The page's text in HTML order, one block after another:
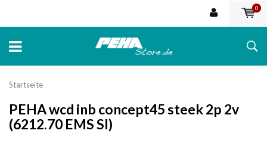
0
Startseite
PEHA wcd inb concept45 steek 2p 2v
(6212.70 EMS SI)